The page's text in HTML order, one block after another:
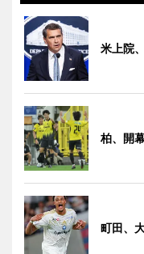
米上院
柏、開
町田、